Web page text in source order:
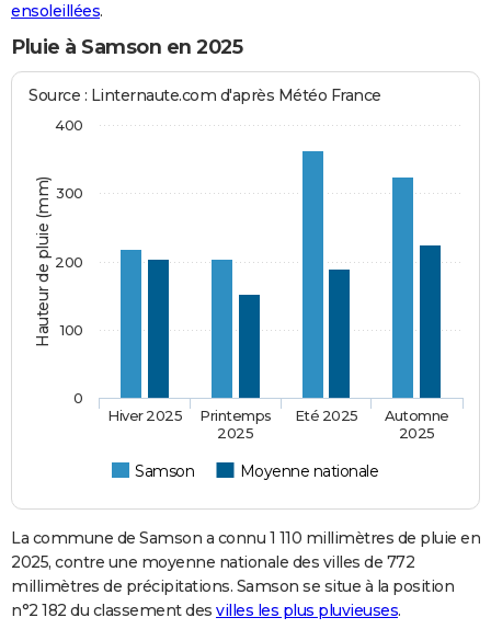
ensoleillées.
Pluie à Samson en 2025
Hauteur de pluie (mm)
Source : Linternaute.com d'après Météo France
Samson Moyenne nationale
Hiver 2025
Printemps
2025
Eté 2025
Automne
2025
0
100
200
300
400
La commune de Samson a connu 1 110 millimètres de pluie en
2025, contre une moyenne nationale des villes de 772
millimètres de précipitations. Samson se situe à la position
n°2 182 du classement des villes les plus pluvieuses.